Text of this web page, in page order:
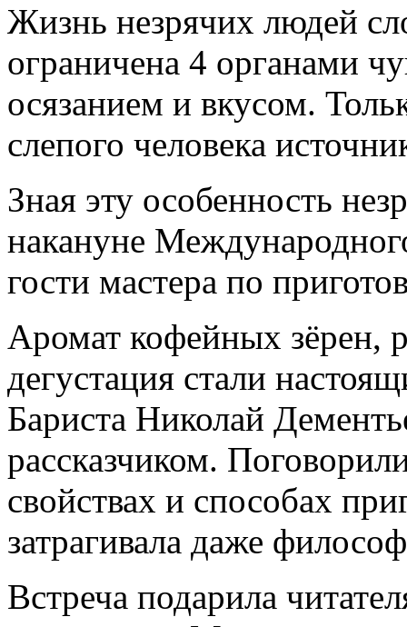
Жизнь незрячих людей
ограничена 4 органами
осязанием и вкусом.
слепого человека
Зная эту особенность
накануне
гости мастера по
Аромат кофейных зёрен,
дегустация стали
Бариста Николай
рассказчиком.
свойствах и способах
затрагивала даже
Встреча подарила